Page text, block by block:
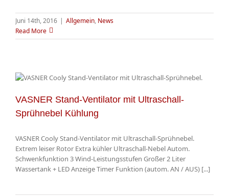
Juni 14th, 2016 | Allgemein, News
Read More
VASNER Stand-Ventilator mit Ultraschall-
Sprühnebel Kühlung
VASNER Cooly Stand-Ventilator mit Ultraschall-Sprühnebel.
Extrem leiser Rotor Extra kühler Ultraschall-Nebel Autom.
Schwenkfunktion 3 Wind-Leistungsstufen Großer 2 Liter
Wassertank + LED Anzeige Timer Funktion (autom. AN / AUS) [...]